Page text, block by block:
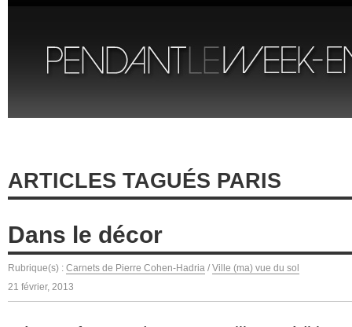
ARTICLES TAGUÉS PARIS
Dans le décor
Rubrique(s) : Carnets de Pierre Cohen-Hadria / Ville (ma) vue du sol
21 février, 2013